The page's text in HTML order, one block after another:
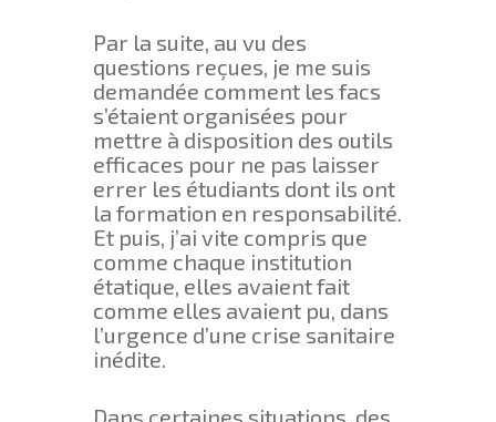
Par la suite, au vu des
questions reçues, je me suis
demandée comment les facs
s’étaient organisées pour
mettre à disposition des outils
efficaces pour ne pas laisser
errer les étudiants dont ils ont
la formation en responsabilité.
Et puis, j’ai vite compris que
comme chaque institution
étatique, elles avaient fait
comme elles avaient pu, dans
l’urgence d’une crise sanitaire
inédite.
Dans certaines situations, des